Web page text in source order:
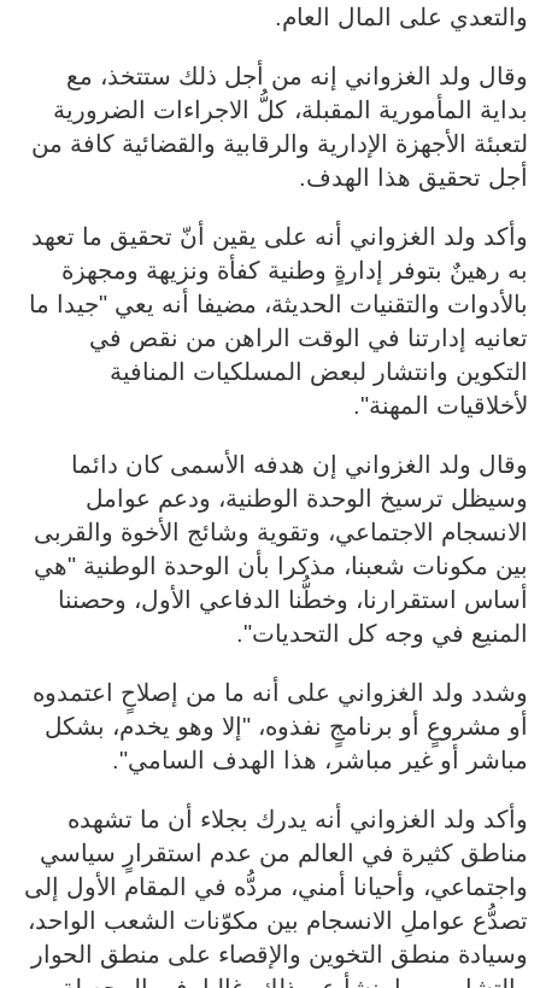
والتعدي على المال العام.
وقال ولد الغزواني إنه من أجل ذلك ستتخذ، مع
بداية المأمورية المقبلة، كلُّ الاجراءات الضرورية
لتعبئة الأجهزة الإدارية والرقابية والقضائية كافة من
أجل تحقيق هذا الهدف.
وأكد ولد الغزواني أنه على يقين أنّ تحقيق ما تعهد
به رهينٌ بتوفر إدارةٍ وطنية كفأة ونزيهة ومجهزة
بالأدوات والتقنيات الحديثة، مضيفا أنه يعي "جيدا ما
تعانيه إدارتنا في الوقت الراهن من نقص في
التكوين وانتشار لبعض المسلكيات المنافية
لأخلاقيات المهنة".
وقال ولد الغزواني إن هدفه الأسمى كان دائما
وسيظل ترسيخ الوحدة الوطنية، ودعم عوامل
الانسجام الاجتماعي، وتقوية وشائج الأخوة والقربى
بين مكونات شعبنا، مذكرا بأن الوحدة الوطنية "هي
أساس استقرارنا، وخطُّنا الدفاعي الأول، وحصننا
المنيع في وجه كل التحديات".
وشدد ولد الغزواني على أنه ما من إصلاحٍ اعتمدوه
أو مشروعٍ أو برنامجٍ نفذوه، "إلا وهو يخدم، بشكل
مباشر أو غير مباشر، هذا الهدف السامي".
وأكد ولد الغزواني أنه يدرك بجلاء أن ما تشهده
مناطق كثيرة في العالم من عدم استقرارٍ سياسي
واجتماعي، وأحيانا أمني، مردُّه في المقام الأول إلى
تصدُّع عواملِ الانسجام بين مكوّنات الشعب الواحد،
وسيادة منطق التخوين والإقصاء على منطق الحوار